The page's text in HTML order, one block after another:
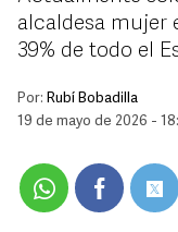
alcaldesa mujer
39% de todo el
Por: Rubí Bobadilla
19 de mayo de 2026 -